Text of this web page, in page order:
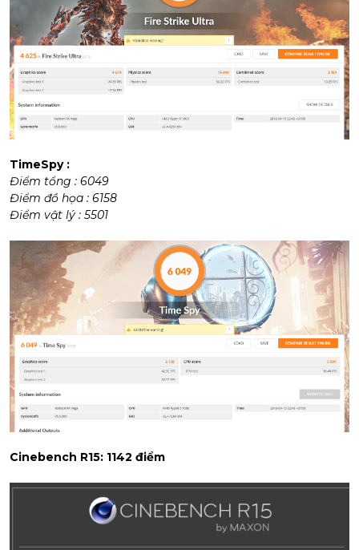
TimeSpy :
Điểm tổng : 6049
Điểm đồ họa : 6158
Điểm vật lý : 5501
Cinebench R15: 1142 điểm